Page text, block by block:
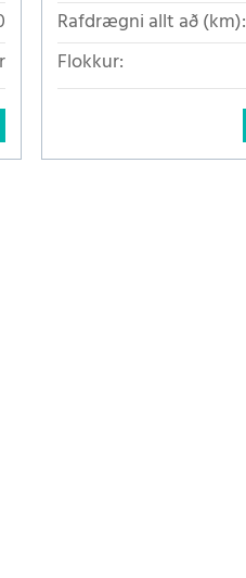
Rafdrægni allt að (km):
Flokkur: